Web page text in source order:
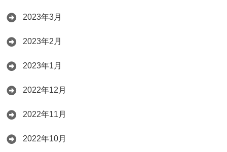
2023年3月
2023年2月
2023年1月
2022年12月
2022年11月
2022年10月